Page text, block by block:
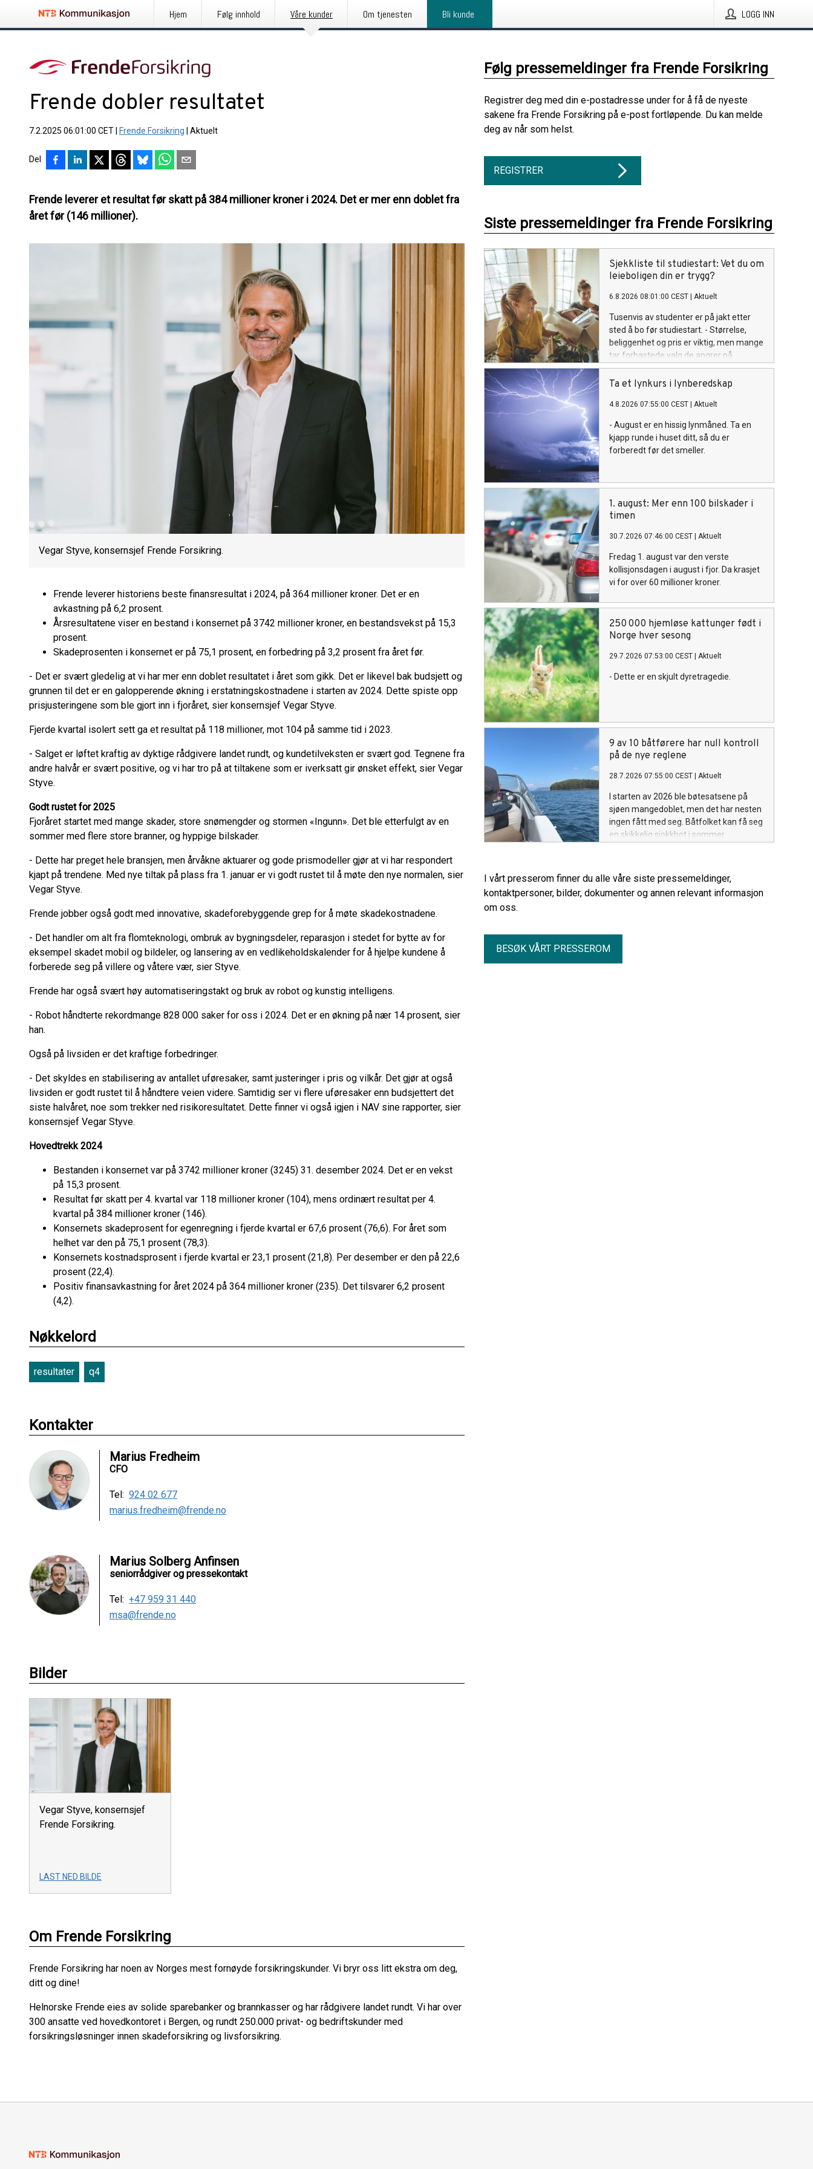
Hjem Følg innhold Våre kunder Om tjenesten Bli kunde LOGG INN
Frende dobler resultatet
7.2.2025 06:01:00 CET Frende Forsikring Aktuelt
Del
Frende leverer et resultat før skatt på 384 millioner kroner i 2024. Det er mer enn doblet fra
året før (146 millioner).
Vegar Styve, konsernsjef Frende Forsikring.
Frende leverer historiens beste finansresultat i 2024, på 364 millioner kroner. Det er en
avkastning på 6,2 prosent.
Årsresultatene viser en bestand i konsernet på 3742 millioner kroner, en bestandsvekst på 15,3
prosent.
Skadeprosenten i konsernet er på 75,1 prosent, en forbedring på 3,2 prosent fra året før.
- Det er svært gledelig at vi har mer enn doblet resultatet i året som gikk. Det er likevel bak budsjett og
grunnen til det er en galopperende økning i erstatningskostnadene i starten av 2024. Dette spiste opp
prisjusteringene som ble gjort inn i fjoråret, sier konsernsjef Vegar Styve.
Fjerde kvartal isolert sett ga et resultat på 118 millioner, mot 104 på samme tid i 2023.
- Salget er løftet kraftig av dyktige rådgivere landet rundt, og kundetilveksten er svært god. Tegnene fra
andre halvår er svært positive, og vi har tro på at tiltakene som er iverksatt gir ønsket effekt, sier Vegar
Styve.
Godt rustet for 2025
Fjoråret startet med mange skader, store snømengder og stormen «Ingunn». Det ble etterfulgt av en
sommer med flere store branner, og hyppige bilskader.
- Dette har preget hele bransjen, men årvåkne aktuarer og gode prismodeller gjør at vi har respondert
kjapt på trendene. Med nye tiltak på plass fra 1. januar er vi godt rustet til å møte den nye normalen, sier
Vegar Styve.
Frende jobber også godt med innovative, skadeforebyggende grep for å møte skadekostnadene.
- Det handler om alt fra flomteknologi, ombruk av bygningsdeler, reparasjon i stedet for bytte av for
eksempel skadet mobil og bildeler, og lansering av en vedlikeholdskalender for å hjelpe kundene å
forberede seg på villere og våtere vær, sier Styve.
Frende har også svært høy automatiseringstakt og bruk av robot og kunstig intelligens.
- Robot håndterte rekordmange 828 000 saker for oss i 2024. Det er en økning på nær 14 prosent, sier
han.
Også på livsiden er det kraftige forbedringer.
- Det skyldes en stabilisering av antallet uføresaker, samt justeringer i pris og vilkår. Det gjør at også
livsiden er godt rustet til å håndtere veien videre. Samtidig ser vi flere uføresaker enn budsjettert det
siste halvåret, noe som trekker ned risikoresultatet. Dette finner vi også igjen i NAV sine rapporter, sier
konsernsjef Vegar Styve.
Hovedtrekk 2024
Bestanden i konsernet var på 3742 millioner kroner (3245) 31. desember 2024. Det er en vekst
på 15,3 prosent.
Resultat før skatt per 4. kvartal var 118 millioner kroner (104), mens ordinært resultat per 4.
kvartal på 384 millioner kroner (146).
Konsernets skadeprosent for egenregning i fjerde kvartal er 67,6 prosent (76,6). For året som
helhet var den på 75,1 prosent (78,3).
Konsernets kostnadsprosent i fjerde kvartal er 23,1 prosent (21,8). Per desember er den på 22,6
prosent (22,4).
Positiv finansavkastning for året 2024 på 364 millioner kroner (235). Det tilsvarer 6,2 prosent
(4,2).
Nøkkelord
resultater q4
Kontakter
Marius Fredheim
CFO
Tel: 924 02 677
marius.fredheim@frende.no
Marius Solberg Anfinsen
seniorrådgiver og pressekontakt
Tel: +47 959 31 440
msa@frende.no
Bilder
Vegar Styve, konsernsjef
Frende Forsikring.
LAST NED BILDE
Om Frende Forsikring
Frende Forsikring har noen av Norges mest fornøyde forsikringskunder. Vi bryr oss litt ekstra om deg,
ditt og dine!
Helnorske Frende eies av solide sparebanker og brannkasser og har rådgivere landet rundt. Vi har over
300 ansatte ved hovedkontoret i Bergen, og rundt 250.000 privat- og bedriftskunder med
forsikringsløsninger innen skadeforsikring og livsforsikring.
Følg pressemeldinger fra Frende Forsikring
Registrer deg med din e-postadresse under for å få de nyeste
sakene fra Frende Forsikring på e-post fortløpende. Du kan melde
deg av når som helst.
REGISTRER
Siste pressemeldinger fra Frende Forsikring
Sjekkliste til studiestart: Vet du om
leieboligen din er trygg?
6.8.2026 08:01:00 CEST Aktuelt
Tusenvis av studenter er på jakt etter
sted å bo før studiestart. - Størrelse,
beliggenhet og pris er viktig, men mange
tar forhastede valg de angrer på.
Ta et lynkurs i lynberedskap
4.8.2026 07:55:00 CEST Aktuelt
- August er en hissig lynmåned. Ta en
kjapp runde i huset ditt, så du er
forberedt før det smeller.
1. august: Mer enn 100 bilskader i
timen
30.7.2026 07:46:00 CEST Aktuelt
Fredag 1. august var den verste
kollisjonsdagen i august i fjor. Da krasjet
vi for over 60 millioner kroner.
250 000 hjemløse kattunger født i
Norge hver sesong
29.7.2026 07:53:00 CEST Aktuelt
- Dette er en skjult dyretragedie.
9 av 10 båtførere har null kontroll
på de nye reglene
28.7.2026 07:55:00 CEST Aktuelt
I starten av 2026 ble bøtesatsene på
sjøen mangedoblet, men det har nesten
ingen fått med seg. Båtfolket kan få seg
en skikkelig sjokkbot i sommer.
I vårt presserom finner du alle våre siste pressemeldinger,
kontaktpersoner, bilder, dokumenter og annen relevant informasjon
om oss.
BESØK VÅRT PRESSEROM